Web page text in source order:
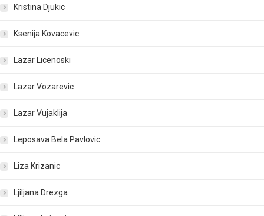
Kristina Djukic
Ksenija Kovacevic
Lazar Licenoski
Lazar Vozarevic
Lazar Vujaklija
Leposava Bela Pavlovic
Liza Krizanic
Ljiljana Drezga